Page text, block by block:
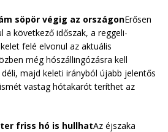
söpör végig az országonErősen
a következő időszak, a reggeli-
felé elvonul az aktuális
még hószállingózásra kell
majd keleti irányból újabb jelentős
vastag hótakarót teríthet az
friss hó is hullhatAz éjszaka